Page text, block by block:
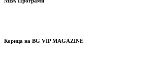
Корица на BG VIP MAGAZINE